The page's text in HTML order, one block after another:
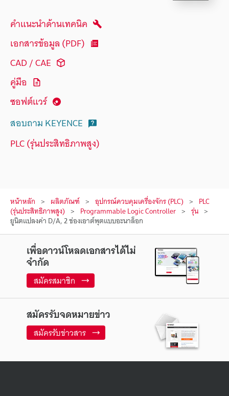
คำแนะนำด้านเทคนิค
เอกสารข้อมูล (PDF)
CAD / CAE
คู่มือ
ซอฟต์แวร์
สอบถาม KEYENCE
PLC (รุ่นประสิทธิภาพสูง)
หน้าหลัก ผลิตภัณฑ์ อุปกรณ์ควบคุมเครื่องจักร (PLC) PLC
(รุ่นประสิทธิภาพสูง) Programmable Logic Controller รุ่น
ยูนิตแปลงค่า D/A, 2 ช่องเอาต์พุตแบบอะนาล็อก
เพื่อดาวน์โหลดเอกสารได้ไม่
จำกัด
สมัครสมาชิก
สมัครรับจดหมายข่าว
สมัครรับข่าวสาร